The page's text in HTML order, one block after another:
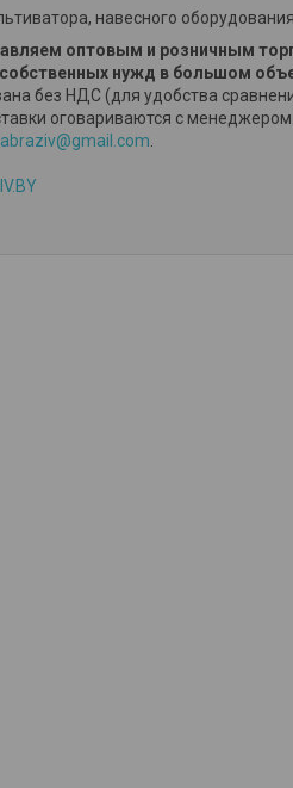
навесного оборудования.
оптовым и розничным
нужд в большом
без НДС (для удобства
оговариваются с менеджером.